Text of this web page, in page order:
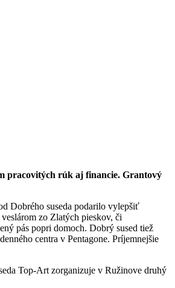
pracovitých rúk aj financie. Grantový
Dobrého suseda podarilo vylepšiť
zo Zlatých pieskov, či
pás popri domoch. Dobrý sused tiež
centra v Pentagone. Príjemnejšie
Top-Art zorganizuje v Ružinove druhý